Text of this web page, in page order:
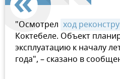
"Осмотрел ход
Коктебеле. Объект
эксплуатацию к началу
года", – сказано в